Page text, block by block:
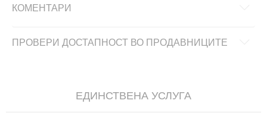
КОМЕНТАРИ
ПРОВЕРИ ДОСТАПНОСТ ВО ПРОДАВНИЦИТЕ
ЕДИНСТВЕНА УСЛУГА